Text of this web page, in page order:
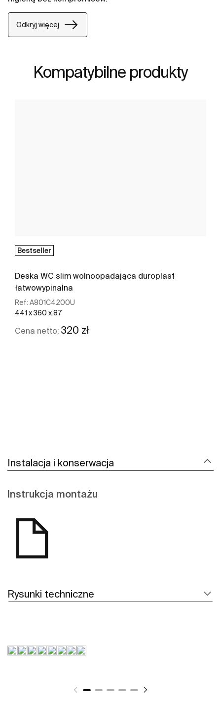
Odkryj więcej
Kompatybilne produkty
Bestseller
Deska WC slim wolnoopadająca duroplast
łatwowypinalna
Ref: A801C4200U
441 x 360 x 87
Cena netto: 320 zł
Instalacja i konserwacja
Instrukcja montażu
Rysunki techniczne